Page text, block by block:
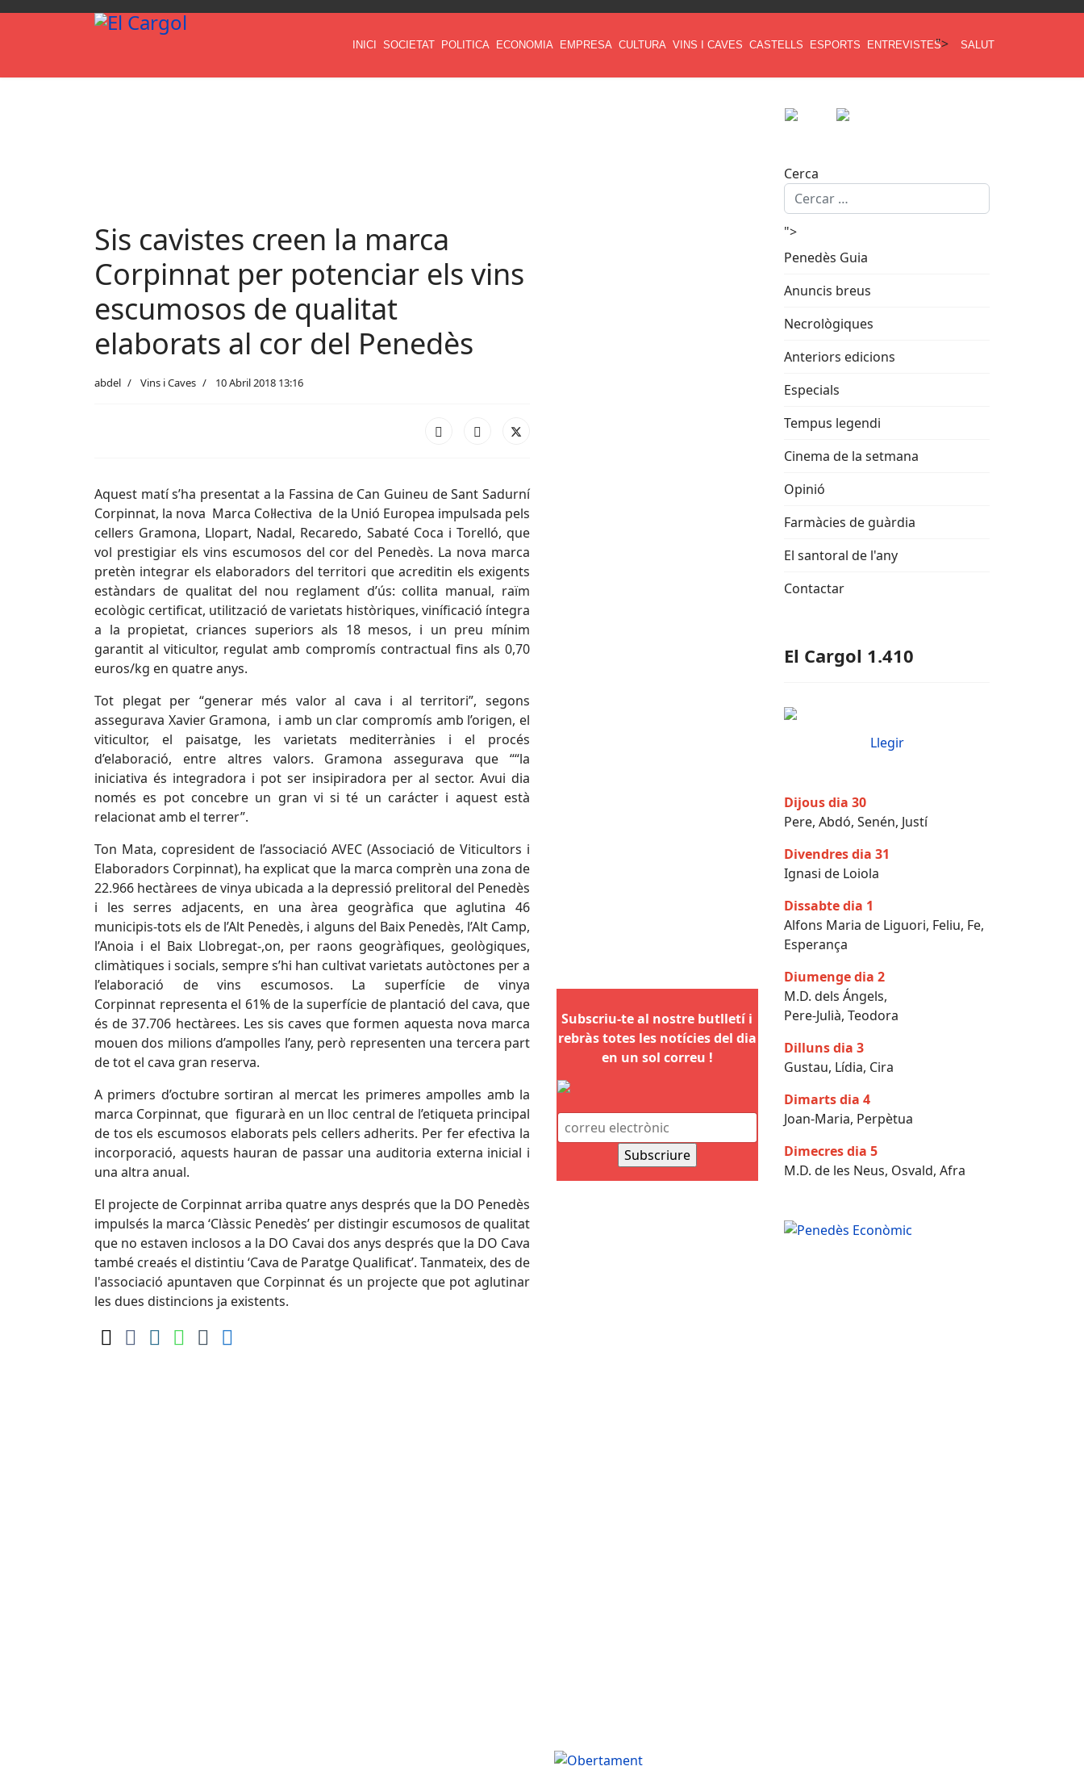
INICI SOCIETAT POLITICA ECONOMIA EMPRESA CULTURA VINS I CAVES CASTELLS ESPORTS ENTREVISTES"> SALUT
Cerca
Sis cavistes creen la marca
Corpinnat per potenciar els vins
escumosos de qualitat
elaborats al cor del Penedès
abdel Vins i Caves 10 Abril 2018 13:16
Aquest matí s’ha presentat a la Fassina de Can Guineu de Sant Sadurní
Corpinnat, la nova Marca Col·lectiva de la Unió Europea impulsada pels
cellers Gramona, Llopart, Nadal, Recaredo, Sabaté Coca i Torelló, que
vol prestigiar els vins escumosos del cor del Penedès. La nova marca
pretèn integrar els elaboradors del territori que acreditin els exigents
estàndars de qualitat del nou reglament d’ús: collita manual, raïm
ecològic certificat, utilització de varietats històriques, viníficació íntegra
a la propietat, criances superiors als 18 mesos, i un preu mínim
garantit al viticultor, regulat amb compromís contractual fins als 0,70
euros/kg en quatre anys.
Tot plegat per “generar més valor al cava i al territori”, segons
assegurava Xavier Gramona, i amb un clar compromís amb l’origen, el
viticultor, el paisatge, les varietats mediterrànies i el procés
d’elaboració, entre altres valors. Gramona assegurava que ““la
iniciativa és integradora i pot ser insipiradora per al sector. Avui dia
només es pot concebre un gran vi si té un carácter i aquest està
relacionat amb el terrer”.
Ton Mata, copresident de l’associació AVEC (Associació de Viticultors i
Elaboradors Corpinnat), ha explicat que la marca comprèn una zona de
22.966 hectàrees de vinya ubicada a la depressió prelitoral del Penedès
i les serres adjacents, en una àrea geogràfica que aglutina 46
municipis-tots els de l’Alt Penedès, i alguns del Baix Penedès, l’Alt Camp,
l’Anoia i el Baix Llobregat-,on, per raons geogràfiques, geològiques,
climàtiques i socials, sempre s’hi han cultivat varietats autòctones per a
l’elaboració de vins escumosos. La superfície de vinya
Corpinnat representa el 61% de la superfície de plantació del cava, que
és de 37.706 hectàrees. Les sis caves que formen aquesta nova marca
mouen dos milions d’ampolles l’any, però representen una tercera part
de tot el cava gran reserva.
A primers d’octubre sortiran al mercat les primeres ampolles amb la
marca Corpinnat, que figurarà en un lloc central de l’etiqueta principal
de tos els escumosos elaborats pels cellers adherits. Per fer efectiva la
incorporació, aquests hauran de passar una auditoria externa inicial i
una altra anual.
El projecte de Corpinnat arriba quatre anys després que la DO Penedès
impulsés la marca ‘Clàssic Penedès’ per distingir escumosos de qualitat
que no estaven inclosos a la DO Cavai dos anys després que la DO Cava
també creaés el distintiu ‘Cava de Paratge Qualificat’. Tanmateix, des de
l'associació apuntaven que Corpinnat és un projecte que pot aglutinar
les dues distincions ja existents.
Subscriu-te al nostre butlletí i
rebràs totes les notícies del dia
en un sol correu !
">
Penedès Guia
Anuncis breus
Necrològiques
Anteriors edicions
Especials
Tempus legendi
Cinema de la setmana
Opinió
Farmàcies de guàrdia
El santoral de l'any
Contactar
El Cargol 1.410
Llegir
Dijous dia 30
Pere, Abdó, Senén, Justí
Divendres dia 31
Ignasi de Loiola
Dissabte dia 1
Alfons Maria de Liguori, Feliu, Fe,
Esperança
Diumenge dia 2
M.D. dels Ángels,
Pere-Julià, Teodora
Dilluns dia 3
Gustau, Lídia, Cira
Dimarts dia 4
Joan-Maria, Perpètua
Dimecres dia 5
M.D. de les Neus, Osvald, Afra